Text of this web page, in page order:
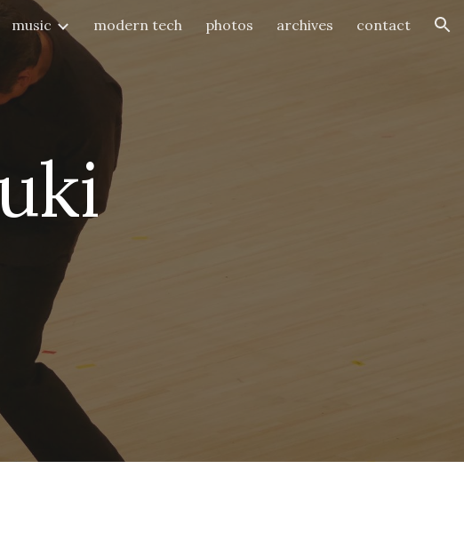
to navigation
music modern tech photos archives contact